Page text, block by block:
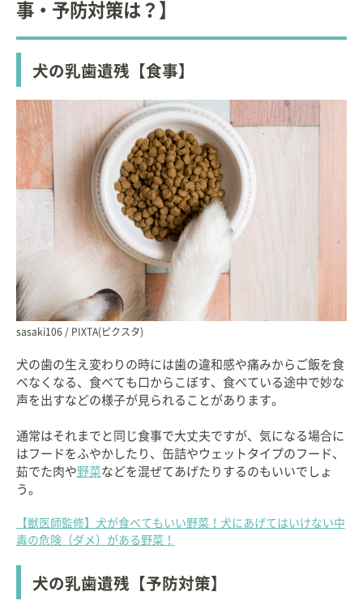
事・予防対策は？】
犬の乳歯遺残【食事】
sasaki106 / PIXTA(ピクスタ)
犬の歯の生え変わりの時には歯の違和感や痛みからご飯を食
べなくなる、食べても口からこぼす、食べている途中で妙な
声を出すなどの様子が見られることがあります。
通常はそれまでと同じ食事で大丈夫ですが、気になる場合に
はフードをふやかしたり、缶詰やウェットタイプのフード、
茹でた肉や野菜などを混ぜてあげたりするのもいいでしょ
う。
【獣医師監修】犬が食べてもいい野菜！犬にあげてはいけない中
毒の危険（ダメ）がある野菜！
犬の乳歯遺残【予防対策】